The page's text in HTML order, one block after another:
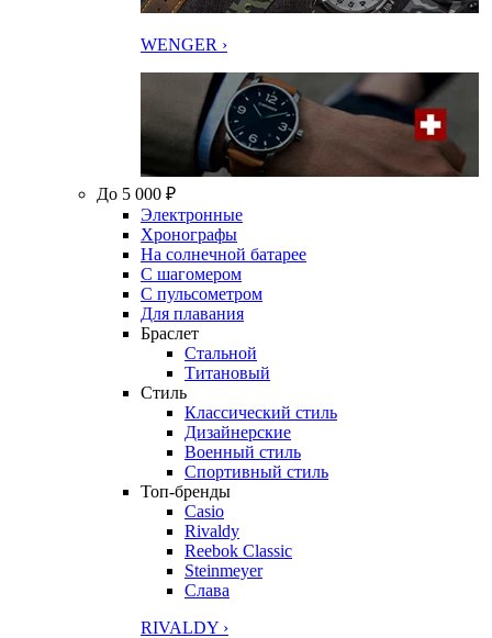
WENGER ›
До 5 000 ₽
Электронные
Хронографы
На солнечной батарее
С шагомером
С пульсометром
Для плавания
Браслет
Стальной
Титановый
Стиль
Классический стиль
Дизайнерские
Военный стиль
Спортивный стиль
Топ-бренды
Casio
Rivaldy
Reebok Classic
Steinmeyer
Слава
RIVALDY ›